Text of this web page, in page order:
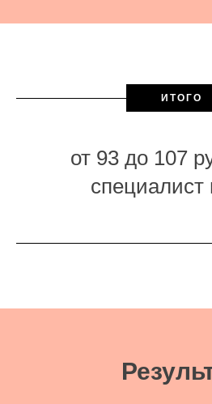
ИТОГО
от 93 до 107
специалист